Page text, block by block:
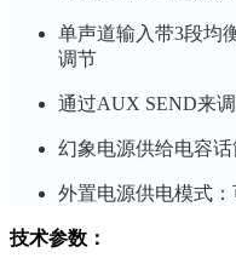
单声道输入带3段均
调节
通过AUX SEND来
幻象电源供给电容话
外置电源供电模式
技术参数：